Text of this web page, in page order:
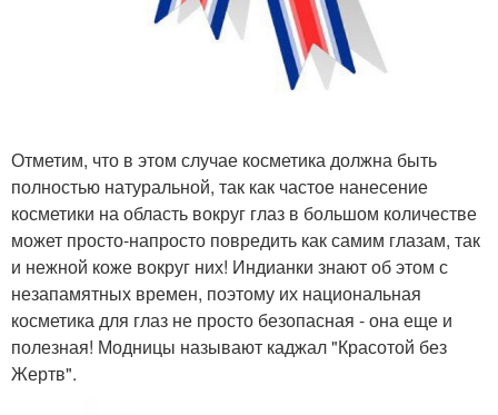
Отметим, что в этом случае косметика должна быть
полностью натуральной, так как частое нанесение
косметики на область вокруг глаз в большом количестве
может просто-напросто повредить как самим глазам, так
и нежной коже вокруг них! Индианки знают об этом с
незапамятных времен, поэтому их национальная
косметика для глаз не просто безопасная - она еще и
полезная! Модницы называют каджал "Красотой без
Жертв".